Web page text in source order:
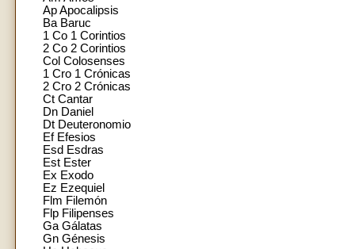
Ap Apocalipsis
Ba Baruc
1 Co 1 Corintios
2 Co 2 Corintios
Col Colosenses
1 Cro 1 Crónicas
2 Cro 2 Crónicas
Ct Cantar
Dn Daniel
Dt Deuteronomio
Ef Efesios
Esd Esdras
Est Ester
Ex Exodo
Ez Ezequiel
Flm Filemón
Flp Filipenses
Ga Gálatas
Gn Génesis